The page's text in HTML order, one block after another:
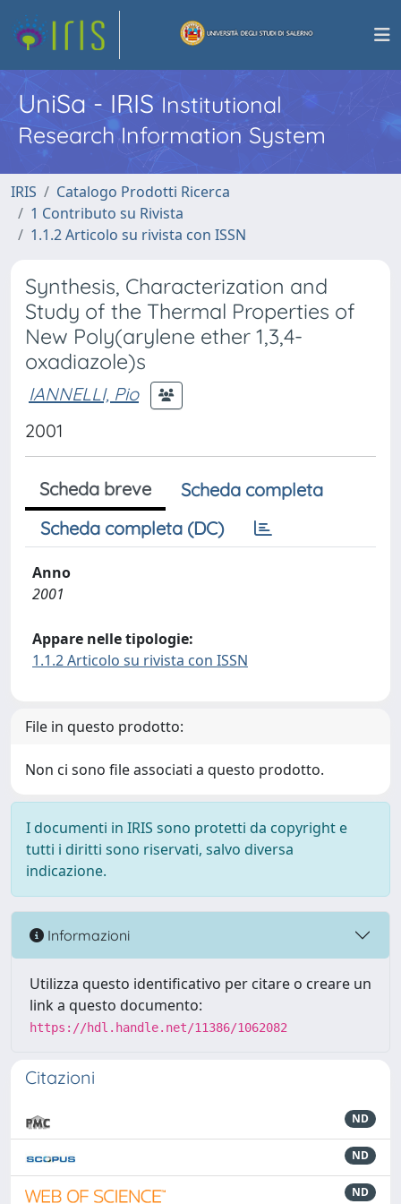
UniSa - IRISInstitutional
Research Information System
IRIS
Catalogo Prodotti Ricerca
1 Contributo su Rivista
1.1.2 Articolo su rivista con ISSN
Synthesis, Characterization and
Study of the Thermal Properties of
New Poly(arylene ether 1,3,4-
oxadiazole)s
IANNELLI, Pio
2001
Scheda breve
Scheda completa
Scheda completa (DC)
Anno
2001
Appare nelle tipologie:
1.1.2 Articolo su rivista con ISSN
File in questo prodotto:
Non ci sono file associati a questo prodotto.
I documenti in IRIS sono protetti da copyright e
tutti i diritti sono riservati, salvo diversa
indicazione.
Informazioni
Utilizza questo identificativo per citare o creare un
link a questo documento:
https://hdl.handle.net/11386/1062082
Citazioni
ND
ND
ND